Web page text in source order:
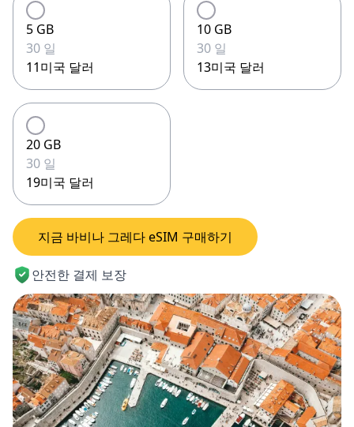
5 GB
30 일
11미국 달러
10 GB
30 일
13미국 달러
20 GB
30 일
19미국 달러
지금 바비나 그레다 eSIM 구매하기
안전한 결제 보장